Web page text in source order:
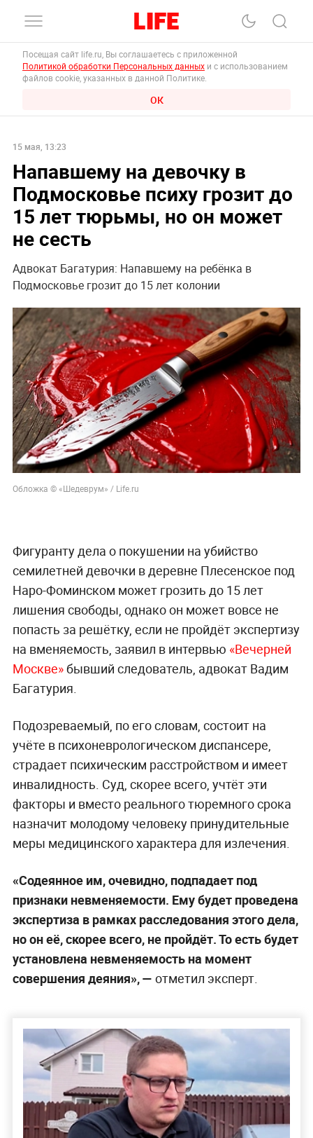
Посещая сайт life.ru, Вы соглашаетесь с приложенной
Политикой обработки Персональных данных и с использованием
файлов cookie, указанных в данной Политике.
ОК
15 мая, 13:23
Напавшему на девочку в
Подмосковье психу грозит до
15 лет тюрьмы, но он может
не сесть
Адвокат Багатурия: Напавшему на ребёнка в
Подмосковье грозит до 15 лет колонии
Обложка © «Шедеврум» / Life.ru
Фигуранту дела о покушении на убийство
семилетней девочки в деревне Плесенское под
Наро-Фоминском может грозить до 15 лет
лишения свободы, однако он может вовсе не
попасть за решётку, если не пройдёт экспертизу
на вменяемость, заявил в интервью «Вечерней
Москве»бывший следователь, адвокат Вадим
Багатурия.
Подозреваемый, по его словам, состоит на
учёте в психоневрологическом диспансере,
страдает психическим расстройством и имеет
инвалидность. Суд, скорее всего, учтёт эти
факторы и вместо реального тюремного срока
назначит молодому человеку принудительные
меры медицинского характера для излечения.
«Содеянное им, очевидно, подпадает под
признаки невменяемости. Ему будет проведена
экспертиза в рамках расследования этого дела,
но он её, скорее всего, не пройдёт. То есть будет
установлена невменяемость на момент
совершения деяния», — отметил эксперт.